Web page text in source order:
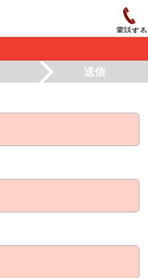
電話する
送信